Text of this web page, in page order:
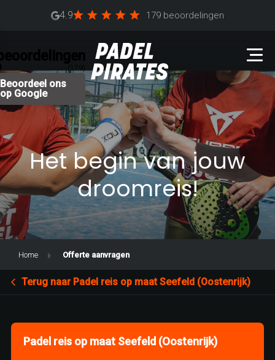
Beoordeel ons
op Google
4.9 179 beoordelingen
Het begin van jouw
droomreis!
Home Offerte aanvragen
Terug naar Padel reis op maat Seefeld (Oostenrijk)
Padel reis op maat Seefeld (Oostenrijk)